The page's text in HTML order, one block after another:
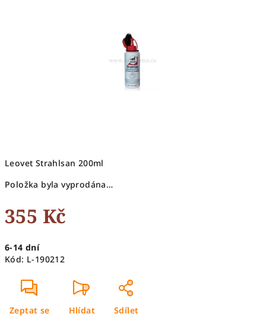
Leovet Strahlsan 200ml
Položka byla vyprodána…
355 Kč
cena:
6-14 dní
Kód: L-190212
Zeptat se Hlídat Sdílet